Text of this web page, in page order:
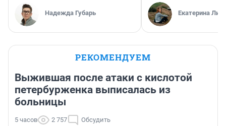
Надежда Губарь Екатерина
РЕКОМЕНДУЕМ
Выжившая после атаки с кислотой
петербурженка выписалась из
больницы
5 часов 2 757 Обсудить